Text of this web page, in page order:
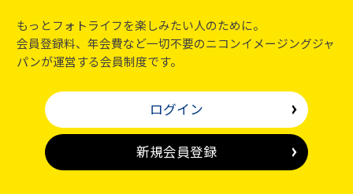
もっとフォトライフを楽しみたい人のために。
会員登録料、年会費など一切不要のニコンイメージングジャ
パンが運営する会員制度です。
ログイン
新規会員登録